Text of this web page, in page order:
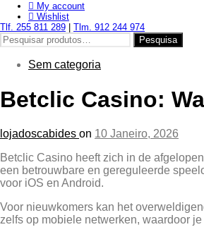
My account
Wishlist
Tlf. 255 811 289
Tlm. 912 244 974
Pesquisar
por:
Pesquisa
Sem categoria
Betclic Casino:
lojadoscabides on 10 Janeiro, 2026
Betclic Casino heeft zich in de
een betrouwbare en gereguleerde
voor iOS en Android.
Voor nieuwkomers kan het
zelfs op mobiele netwerken, waardoor